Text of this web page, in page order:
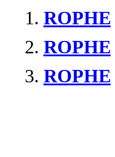
1. ROPHE
2. ROPHE
3. ROPHE